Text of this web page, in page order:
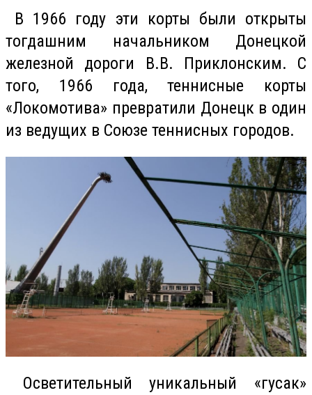
В 1966 году эти корты были открыты
тогдашним начальником Донецкой
железной дороги В.В. Приклонским. С
того, 1966 года, теннисные корты
«Локомотива» превратили Донецк в один
из ведущих в Союзе теннисных городов.
Осветительный уникальный «гусак»